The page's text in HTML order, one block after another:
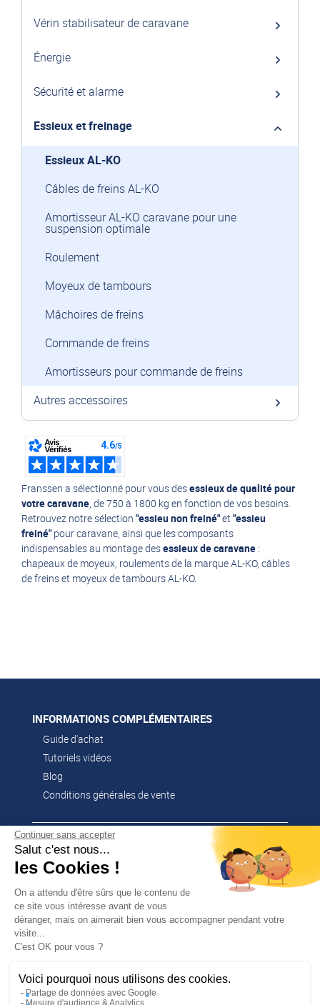
Continuer sans accepter
Salut c'est nous...
les Cookies !
On a attendu d'être sûrs que le contenu de
ce site vous intéresse avant de vous
déranger, mais on aimerait bien vous accompagner pendant votre
visite...
C'est OK pour vous ?
Voici pourquoi nous utilisons des cookies.
Partage de données avec Google
Mesure d'audience & Analytics
Vérin stabilisateur de caravane
Énergie
Sécurité et alarme
Essieux et freinage
Essieux AL-KO
Câbles de freins AL-KO
Amortisseur AL-KO caravane pour une
suspension optimale
Roulement
Moyeux de tambours
Mâchoires de freins
Commande de freins
Amortisseurs pour commande de freins
Autres accessoires
Franssen a sélectionné pour vous desessieux de qualité pour
votre caravane, de 750 à 1800 kg en fonction de vos besoins.
Retrouvez notre sélection "essieu non freiné"et "essieu
freiné" pour caravane, ainsi que les composants
indispensables au montage desessieux de caravane :
chapeaux de moyeux, roulements de la marque AL-KO, câbles
de freins et moyeux de tambours AL-KO.
INFORMATIONS COMPLÉMENTAIRES
Guide d'achat
Tutoriels vidéos
Blog
Conditions générales de vente
CONTACT
02 51 52 26 57
Altago
Multi-Mover
PROFITEZ DE -5 %
vous abonnant à notre newsletter !